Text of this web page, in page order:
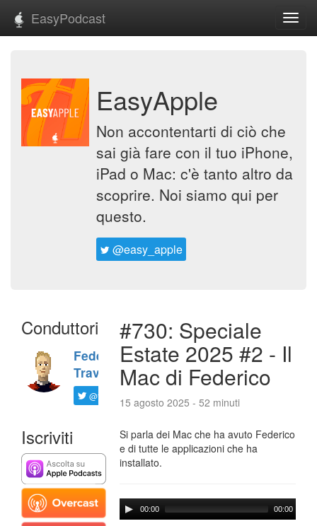
EasyPodcast
EasyApple
Non accontentarti di ciò che
sai già fare con il tuo iPhone,
iPad o Mac: c'è tanto altro da
scoprire. Noi siamo qui per
questo.
@easy_apple
Conduttori
Federico
Travaini
@ftrava
Iscriviti
#730: Speciale
Estate 2025 #2 - Il
Mac di Federico
15 agosto 2025 - 52 minuti
Si parla dei Mac che ha avuto Federico
e di tutte le applicazioni che ha
installato.
00:00 00:00